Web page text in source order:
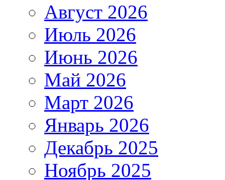
Август 2026
Июль 2026
Июнь 2026
Май 2026
Март 2026
Январь 2026
Декабрь 2025
Ноябрь 2025